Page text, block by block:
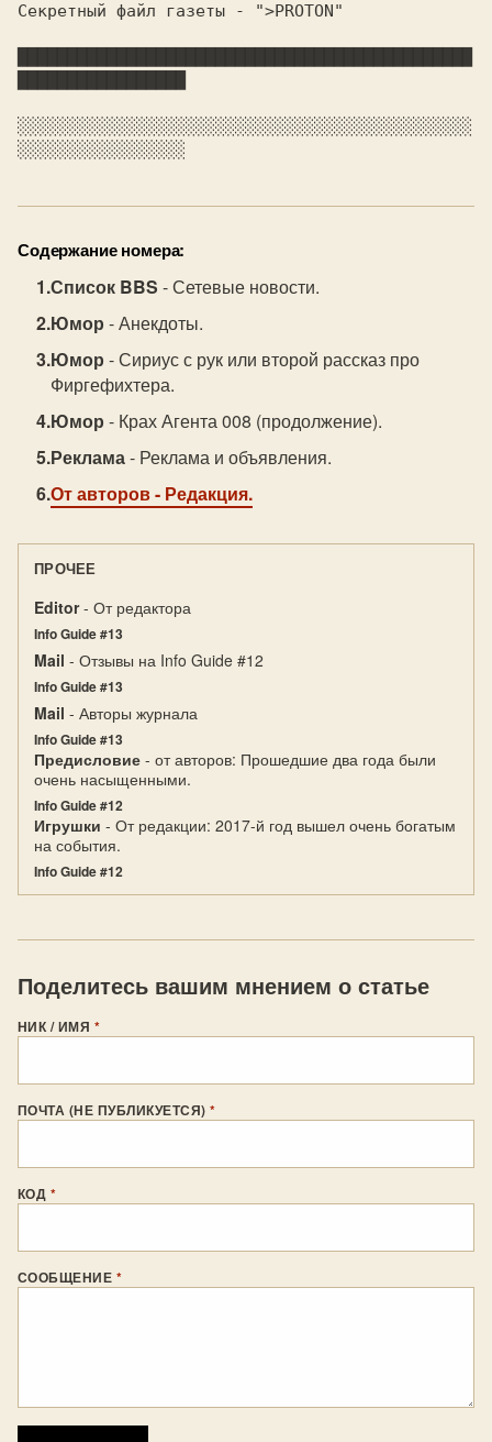
Секретный файл газеты - ">PROTON"
░░░░░░░░░░░░░░░░░░░░░░░░░░░░░░░░░░░░░░░░░░░░░░
Содержание номера:
Список BBS - Сетевые новости.
Юмор - Анекдоты.
Юмор - Сириус с рук или второй рассказ про
Фиргефихтера.
Юмор - Крах Агента 008 (продолжение).
Реклама- Реклама и объявления.
От авторов- Редакция.
ПРОЧЕЕ
Editor- От редактора
Info Guide #13
Mail - Отзывы на Info Guide #12
Info Guide #13
Mail - Авторы журнала
Info Guide #13
Предисловие - от авторов: Прошедшие два года были
очень насыщенными.
Info Guide #12
Игрушки - От редакции: 2017-й год вышел очень богатым
на события.
Info Guide #12
Поделитесь вашим мнением о статье
НИК / ИМЯ *
ПОЧТА (НЕ ПУБЛИКУЕТСЯ)*
КОД *
СООБЩЕНИЕ *